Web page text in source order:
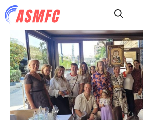
Aller
au
contenu